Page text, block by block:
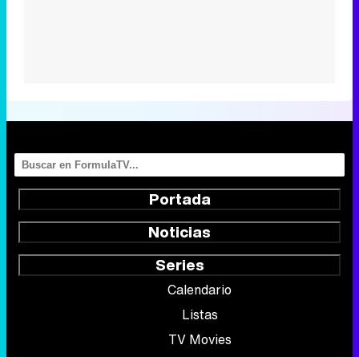
Portada
Noticias
Series
Calendario
Listas
TV Movies